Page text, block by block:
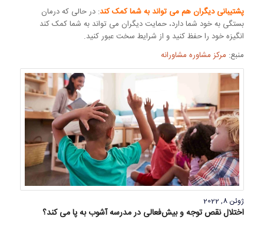
پشتیبانی دیگران هم می تواند به شما کمک کند: در حالی که درمان
بستگی به خود شما دارد، حمایت دیگران می تواند به شما کمک کند
انگیزه خود را حفظ کنید و از شرایط سخت عبور کنید.
منبع: مرکز مشاوره مشاورانه
ژوئن 8, 2022
اختلال نقص توجه و بیش‌فعالی در مدرسه آشوب به پا می کند؟